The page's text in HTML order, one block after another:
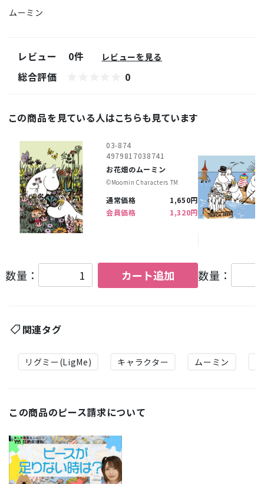
ムーミン
レビュー 0件 レビューを見る
総合評価 0
この商品を見ている人はこちらも見ています
03-874
4979817038741
お花畑のムーミン
©︎Moomin Characters TM
通常価格
1,650円
会員価格
1,320円
数量： カート追加 数量：
関連タグ
リグミー(LigMe) キャラクター ムーミン
この商品のピース請求について